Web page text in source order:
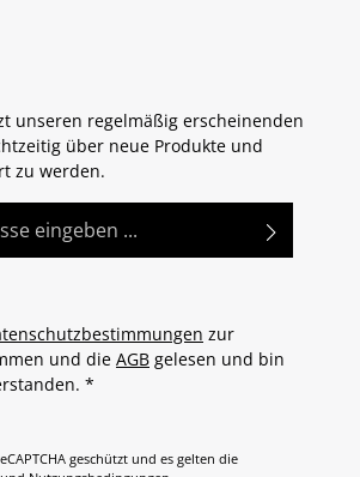
unseren regelmäßig erscheinenden
über neue Produkte und
zu werden.
zur
und die AGB gelesen und bin
*
geschützt und es gelten die